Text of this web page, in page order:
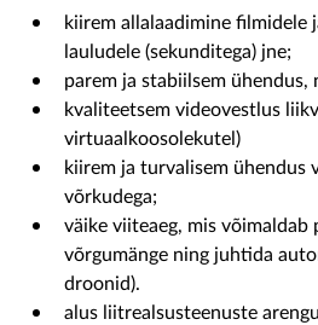
kiirem allalaadimine filmidele
lauludele (sekunditega) jne;
parem ja stabiilsem
kvaliteetsem videovestlus
virtuaalkoosolekutel)
kiirem ja turvalisem ühendus
võrkudega;
väike viiteaeg, mis võimaldab
võrgumänge ning juhtida
droonid).
alus liitrealsusteenuste